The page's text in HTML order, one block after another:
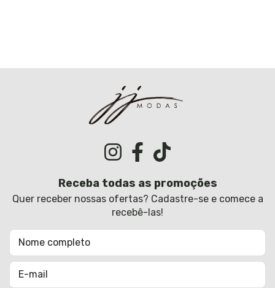
Receba todas as promoções
Quer receber nossas ofertas? Cadastre-se e comece a
recebê-las!